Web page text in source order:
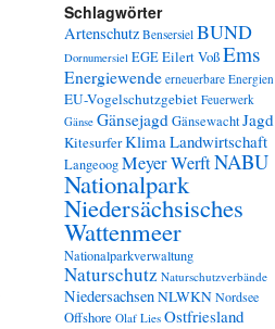
Schlagwörter
Artenschutz Bensersiel BUND
Dornumersiel EGEEilert VoßEms
Energiewende erneuerbare Energien
EU-Vogelschutzgebiet Feuerwerk
Gänse GänsejagdGänsewachtJagd
KitesurferKlimaLandwirtschaft
LangeoogMeyer WerftNABU
Nationalpark
Niedersächsisches
Wattenmeer
Nationalparkverwaltung
Naturschutz Naturschutzverbände
NiedersachsenNLWKNNordsee
Offshore Olaf Lies Ostfriesland